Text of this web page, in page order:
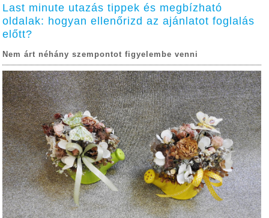
Last minute utazás tippek és megbízható
oldalak: hogyan ellenőrizd az ajánlatot foglalás
előtt?
Nem árt néhány szempontot figyelembe venni